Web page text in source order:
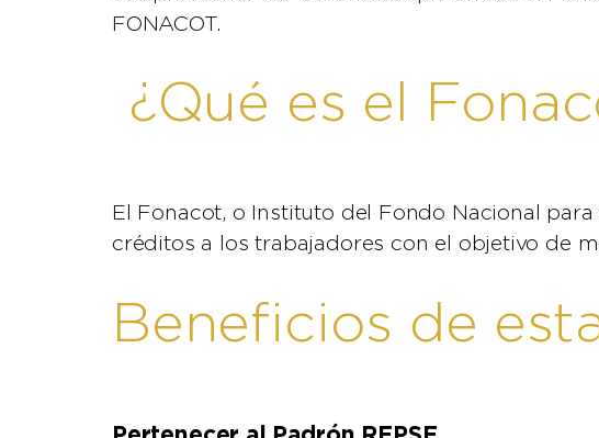
FONACOT.
¿Qué es el
El Fonacot, o Instituto del Fondo Nacional
créditos a los trabajadores con el objetivo de
Beneficios de